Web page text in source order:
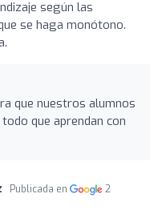
según las
se haga monótono.
que nuestros alumnos
que aprendan con
Publicada en
2